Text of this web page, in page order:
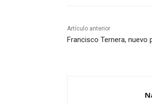
Artículo anterior
Francisco Ternera, nuevo